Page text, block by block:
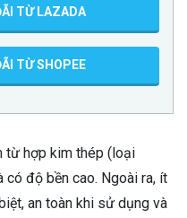
TỪ LAZADA
TỪ SHOPEE
từ hợp kim thép (loại
độ bền cao. Ngoài ra, ít
an toàn khi sử dụng và